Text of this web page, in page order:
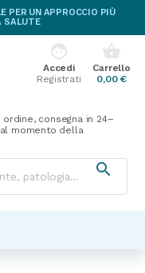
PER UN APPROCCIO PIÙ
SALUTE
shopping_basket
Carrello
0,00 €
face
Accedi
Registrati
consegna in 24–
momento della
